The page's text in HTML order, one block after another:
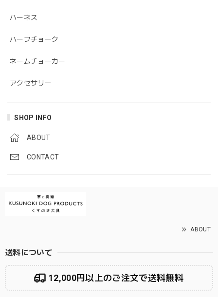
ハーネス
ハーフチョーク
ネームチョーカー
アクセサリー
SHOP INFO
ABOUT
CONTACT
ABOUT
送料について
12,000円以上のご注文で送料無料